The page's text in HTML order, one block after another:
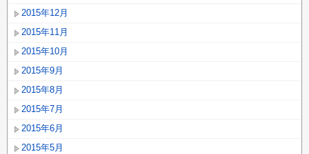
2015年12月
2015年11月
2015年10月
2015年9月
2015年8月
2015年7月
2015年6月
2015年5月